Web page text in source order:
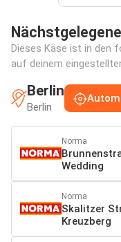
Dieses Käse ist in den
auf deinem
Berlin
Berlin
Norma
Wedding
Norma
Skalitzer
Kreuzberg